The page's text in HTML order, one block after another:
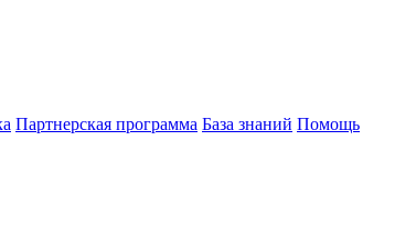
Партнерская программа База знаний Помощь